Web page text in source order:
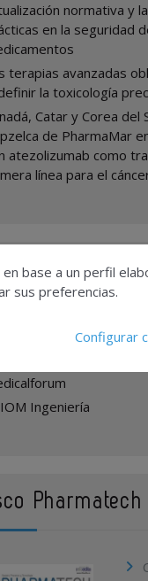
normativa y
en la seguridad
terapias avanzadas
la toxicología
Catar y Corea del
de PharmaMar
atezolizumab como
línea para el
Sanso Homecare
Ingeniería
Pharmatech
base a un perfil
sus preferencias.
Configurar